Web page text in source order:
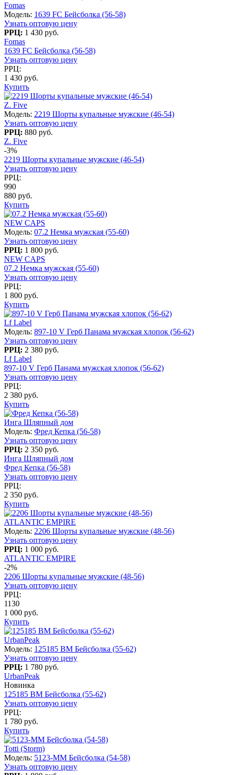
Fomas
Модель: 1639 FC Бейсболка (56-58)
Узнать оптовую цену
РРЦ: 1 430 руб.
Fomas
1639 FC Бейсболка (56-58)
Узнать оптовую цену
РРЦ:
1 430 руб.
Купить
Z. Five
Модель: 2219 Шорты купальные мужские (46-54)
Узнать оптовую цену
РРЦ: 880 руб.
Z. Five
-3%
2219 Шорты купальные мужские (46-54)
Узнать оптовую цену
РРЦ:
990
880 руб.
Купить
NEW CAPS
Модель: 07.2 Немка мужская (55-60)
Узнать оптовую цену
РРЦ: 1 800 руб.
NEW CAPS
07.2 Немка мужская (55-60)
Узнать оптовую цену
РРЦ:
1 800 руб.
Купить
Lf Label
Модель: 897-10 V Герб Панама мужская хлопок (56-62)
Узнать оптовую цену
РРЦ: 2 380 руб.
Lf Label
897-10 V Герб Панама мужская хлопок (56-62)
Узнать оптовую цену
РРЦ:
2 380 руб.
Купить
Инга Шляпный дом
Модель: Фред Кепка (56-58)
Узнать оптовую цену
РРЦ: 2 350 руб.
Инга Шляпный дом
Фред Кепка (56-58)
Узнать оптовую цену
РРЦ:
2 350 руб.
Купить
ATLANTIC EMPIRE
Модель: 2206 Шорты купальные мужские (48-56)
Узнать оптовую цену
РРЦ: 1 000 руб.
ATLANTIC EMPIRE
-2%
2206 Шорты купальные мужские (48-56)
Узнать оптовую цену
РРЦ:
1130
1 000 руб.
Купить
UrbanPeak
Модель: 125185 BM Бейсболка (55-62)
Узнать оптовую цену
РРЦ: 1 780 руб.
UrbanPeak
Новинка
125185 BM Бейсболка (55-62)
Узнать оптовую цену
РРЦ:
1 780 руб.
Купить
Totti (Storm)
Модель: 5123-MM Бейсболка (54-58)
Узнать оптовую цену